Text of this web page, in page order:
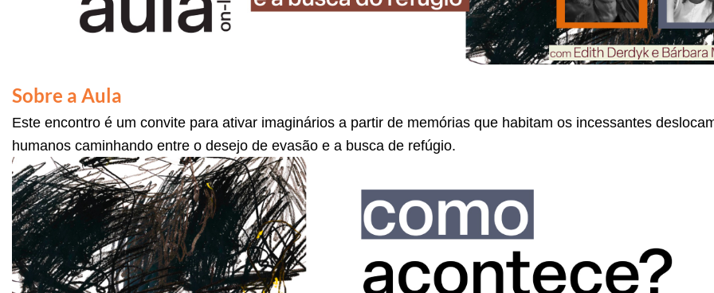
Sobre a Aula
Este encontro é um convite para ativar imaginários a partir de memórias que habitam os incessantes
humanos caminhando entre o desejo de evasão e a busca de refúgio.